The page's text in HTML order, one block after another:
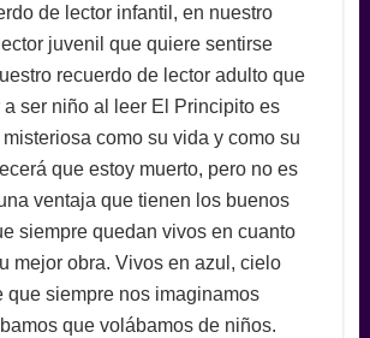
de lector infantil, en nuestro
juvenil que quiere sentirse
recuerdo de lector adulto que
ser niño al leer El Principito es
como su vida y como su
que estoy muerto, pero no es
ventaja que tienen los buenos
siempre quedan vivos en cuanto
mejor obra. Vivos en azul, cielo
que siempre nos imaginamos
que volábamos de niños.